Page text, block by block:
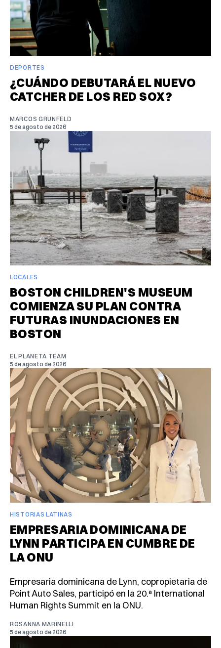
DEPORTES
¿CUÁNDO DEBUTARÁ EL NUEVO
CATCHER DE LOS RED SOX?
MARCOS GRUNFELD
5 de agosto de 2026
LOCALES
BOSTON CHILDREN'S MUSEUM
COMIENZA SU PLAN CONTRA
FUTURAS INUNDACIONES EN
BOSTON
EL PLANETA TEAM
5 de agosto de 2026
HISTORIAS LATINAS
EMPRESARIA DOMINICANA DE
LYNN PARTICIPA EN CUMBRE DE
LA ONU
Empresaria dominicana de Lynn, copropietaria de
Point Auto Sales, participó en la 20.ª International
Human Rights Summit en la ONU.
ROSANNA MARINELLI
5 de agosto de 2026